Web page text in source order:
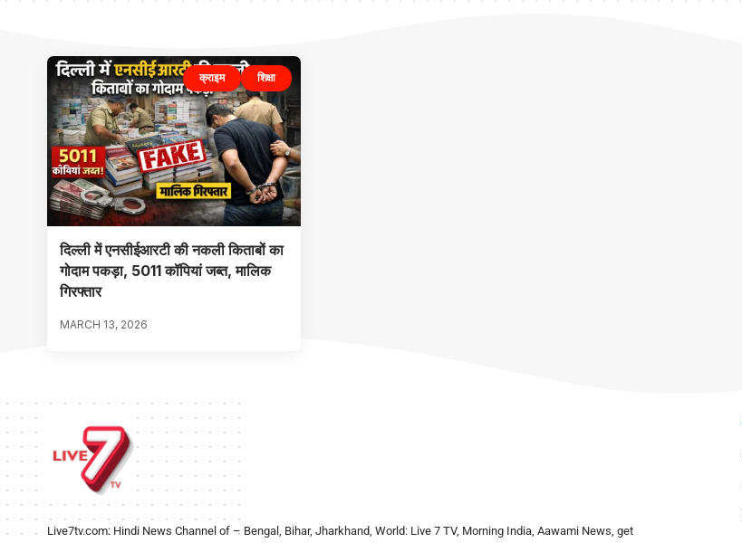
क्राइम शिक्षा
दिल्ली में एनसीईआरटी की नकली किताबों का
गोदाम पकड़ा, 5011 कॉपियां जब्त, मालिक
गिरफ्तार
MARCH 13, 2026
Live7tv.com: Hindi News Channel of – Bengal, Bihar, Jharkhand, World: Live 7 TV, Morning India, Aawami News, get